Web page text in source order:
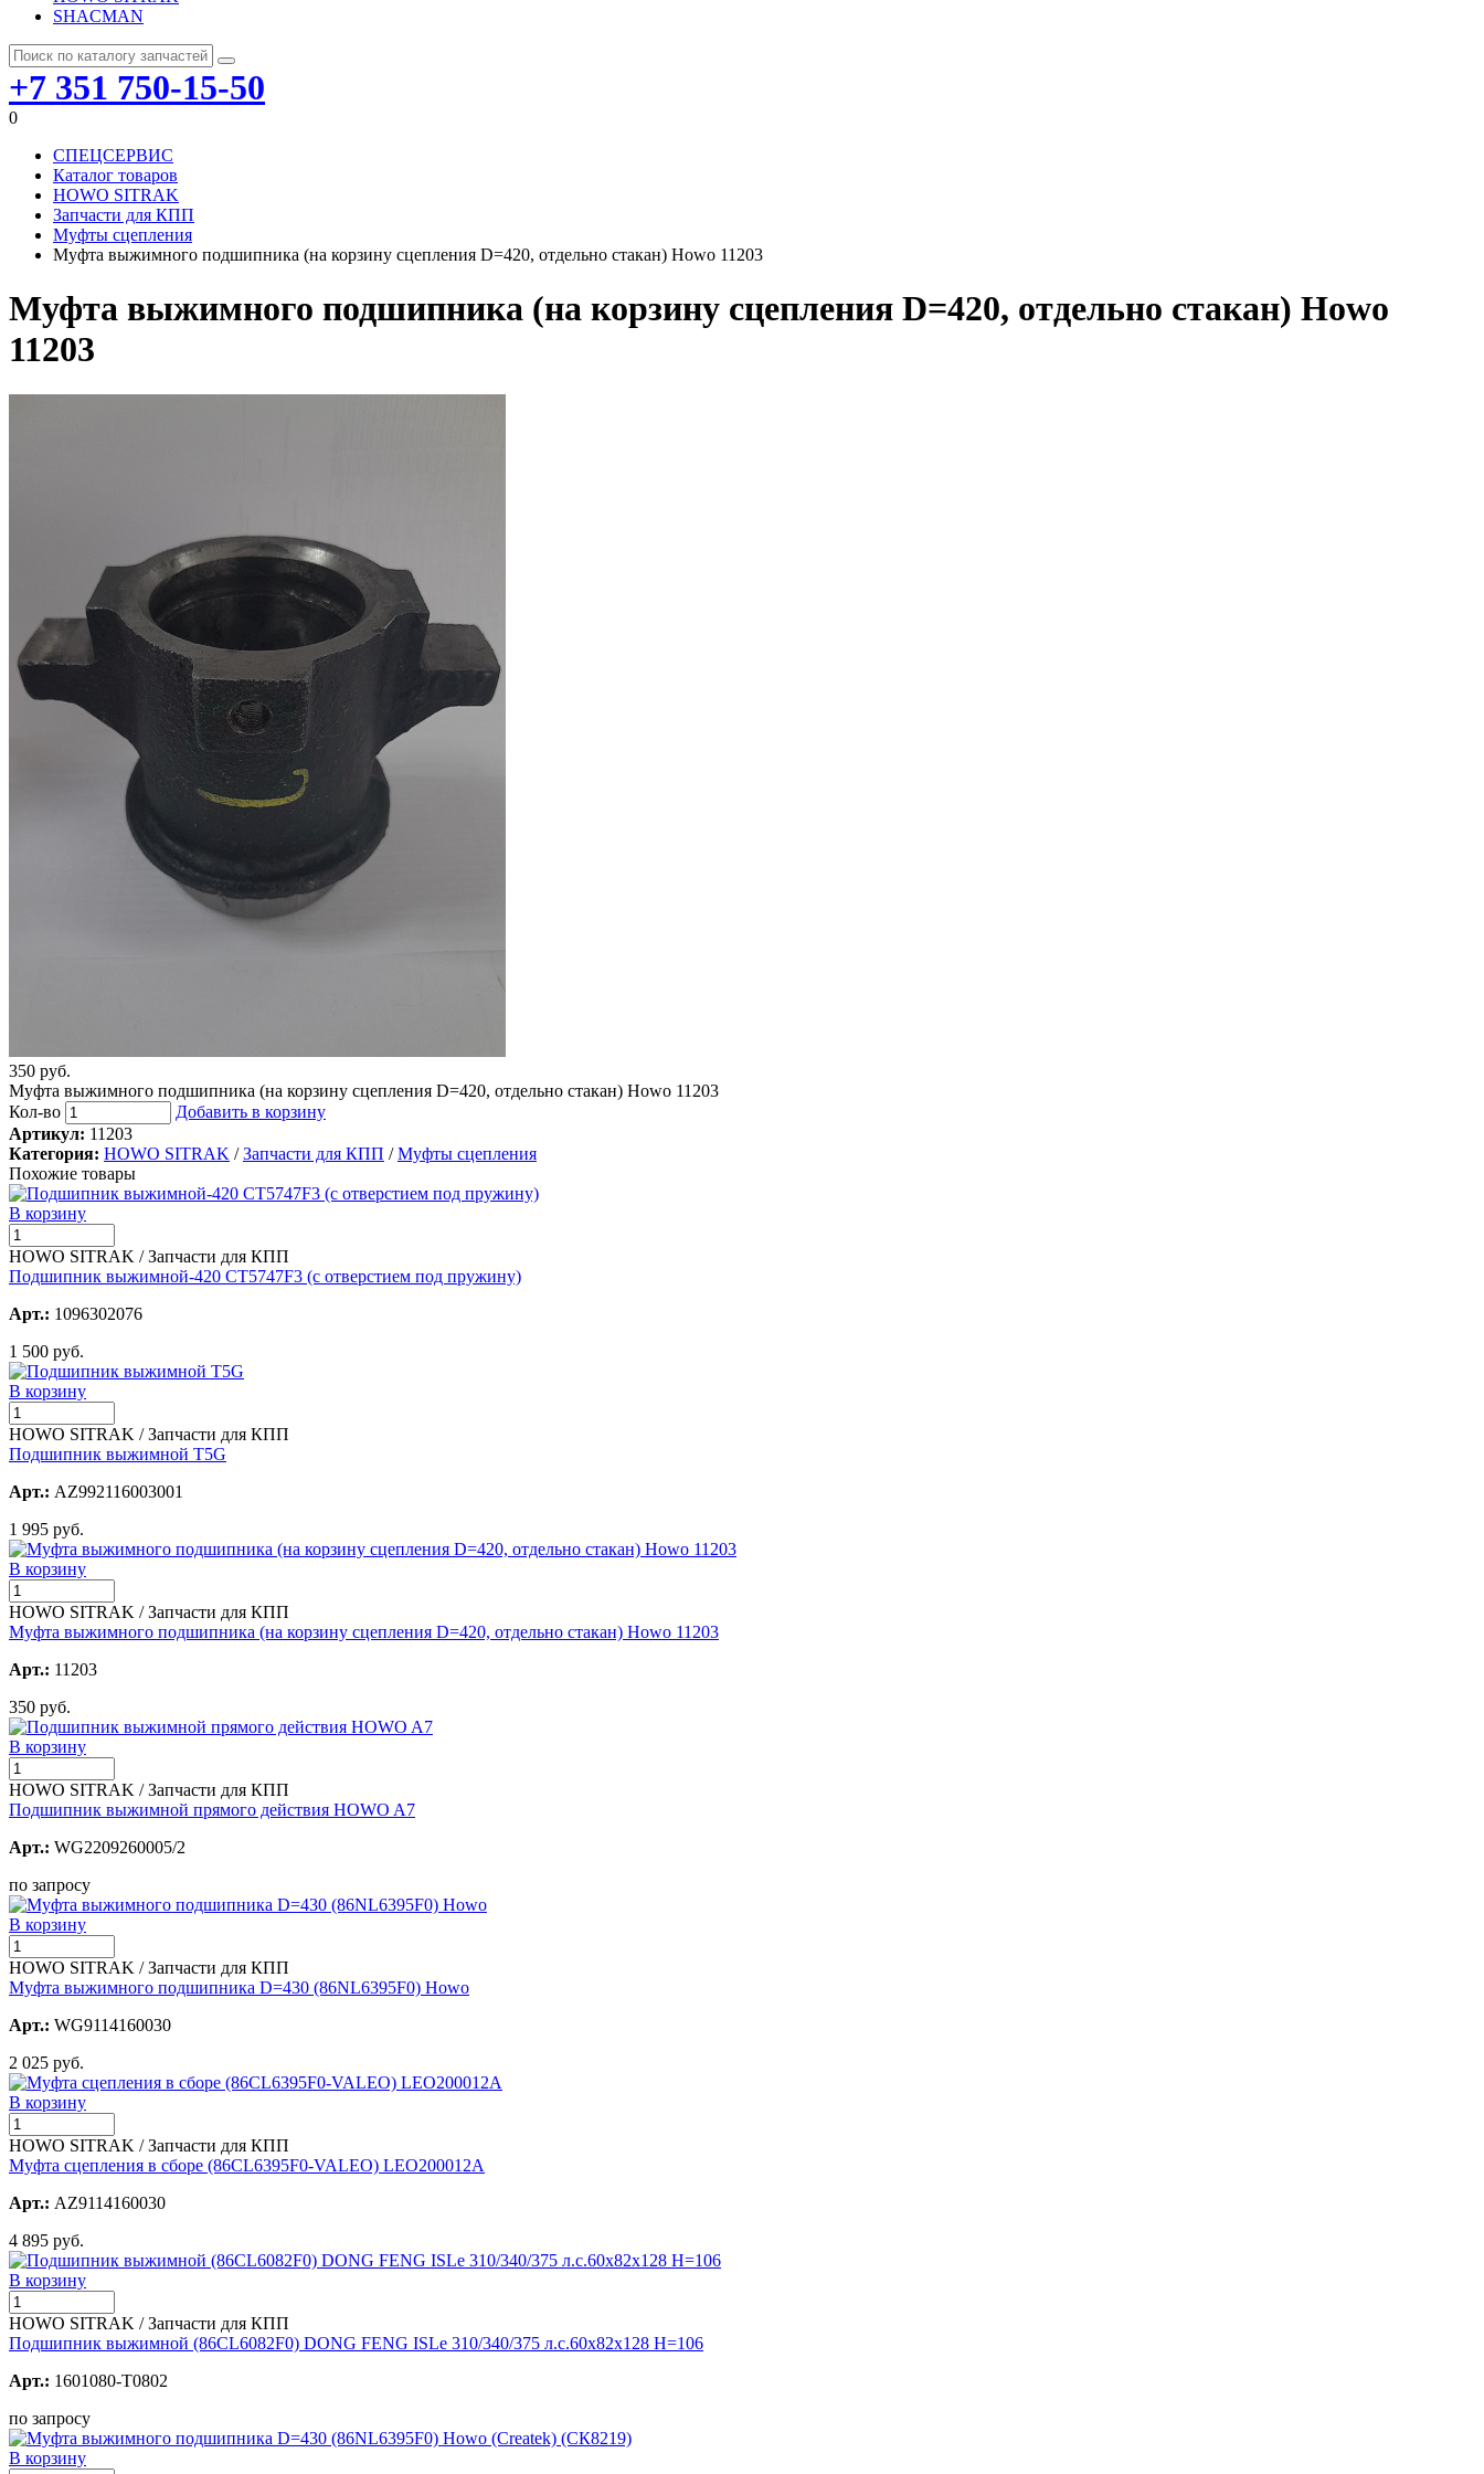
SHACMAN
+7 351 750-15-50
0
СПЕЦСЕРВИС
Каталог товаров
HOWO SITRAK
Запчасти для КПП
Муфты сцепления
Муфта выжимного подшипника (на корзину сцепления D=420, отдельно стакан) Howo 11203
Муфта выжимного подшипника (на корзину сцепления D=420, отдельно стакан) Howo
11203
350 руб.
Муфта выжимного подшипника (на корзину сцепления D=420, отдельно стакан) Howo 11203
Кол-во
Добавить в корзину
Артикул: 11203
Категория: HOWO SITRAK /Запчасти для КПП /Муфты сцепления
Похожие товары
В корзину
HOWO SITRAK / Запчасти для КПП
Подшипник выжимной-420 CT5747F3 (с отверстием под пружину)
Арт.: 1096302076
1 500 руб.
В корзину
HOWO SITRAK / Запчасти для КПП
Подшипник выжимной T5G
Арт.: AZ992116003001
1 995 руб.
В корзину
HOWO SITRAK / Запчасти для КПП
Муфта выжимного подшипника (на корзину сцепления D=420, отдельно стакан) Howo 11203
Арт.: 11203
350 руб.
В корзину
HOWO SITRAK / Запчасти для КПП
Подшипник выжимной прямого действия HOWO A7
Арт.: WG2209260005/2
по запросу
В корзину
HOWO SITRAK / Запчасти для КПП
Муфта выжимного подшипника D=430 (86NL6395F0) Howo
Арт.: WG9114160030
2 025 руб.
В корзину
HOWO SITRAK / Запчасти для КПП
Муфта сцепления в сборе (86CL6395F0-VALEO) LEO200012A
Арт.: AZ9114160030
4 895 руб.
В корзину
HOWO SITRAK / Запчасти для КПП
Подшипник выжимной (86CL6082F0) DONG FENG ISLe 310/340/375 л.с.60х82х128 H=106
Арт.: 1601080-T0802
по запросу
В корзину